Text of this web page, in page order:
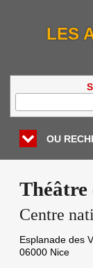
LES
OU
Théâtre
Centre
Esplanade des
06000 Nice